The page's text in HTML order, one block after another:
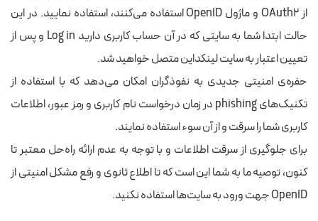
از OAuth2 و ماژول OpenID استفاده می‌کنند، استفاده نمایید. در این
حالت ابتدا شما به سایتی که در آن حساب کاربری دارید Log in و پس از
تعیین اعتبار به سایت لینکداین متصل خواهید شد.
حفره‌ی امنیتی جدیدی به نفوذگران امکان می‌دهد که با استفاده از
تکنیک‌های phishing در زمان
درخواست نام کاربری و رمز عبور، اطلاعات
کاربری شما را سرقت و از آن سوء استفاده نمایند.
برای جلوگیری از سرقت اطلاعات و با توجه به عدم ارائه راه‌حل معتبر تا
کنون، توصیه ما به شما این است که تا اطلاع ثانوی و رفع مشکل امنیتی از
OpenID جهت ورود به سایت‌ها استفاده نکنید.